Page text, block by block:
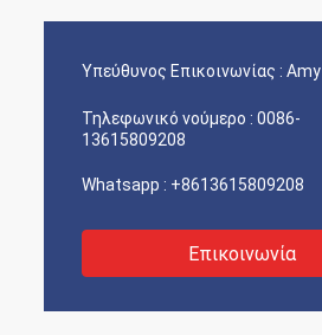
Υπεύθυνος Επικοινωνίας : Amy
Τηλεφωνικό νούμερο : 0086-
13615809208
Whatsapp : +8613615809208
Επικοινωνία